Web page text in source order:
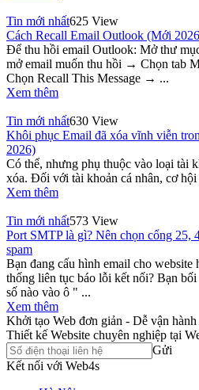
Tin mới nhất625 View
Cách Recall Email Outlook (Mới
Để thu hồi email Outlook: Mở thư
mở email muốn thu hồi → Chọn tab
Chọn Recall This Message → ...
Xem thêm
Tin mới nhất630 View
Khôi phục Email đã xóa vĩnh viễn
2026)
Có thể, nhưng phụ thuộc vào loại tài
xóa. Đối với tài khoản cá nhân, cơ
Xem thêm
Tin mới nhất573 View
Port SMTP là gì? Nên chọn cổng 25,
spam
Bạn đang cấu hình email cho website
thống liên tục báo lỗi kết nối? Bạn
số nào vào ô " ...
Xem thêm
Khởi tạo Web đơn giản - Dễ vận
Thiết kế Website chuyên nghiệp tại
Gửi
Kết nối với Web4s